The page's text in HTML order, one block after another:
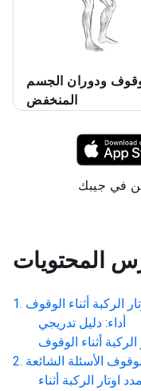
ودوران الجسم
المنخفض
المحتويات
الركبة أثناء الوقوف
أداء: دليل تدريجي
أثناء الوقوف
الأسئلة الشائعة
اوتار الركبة أثناء